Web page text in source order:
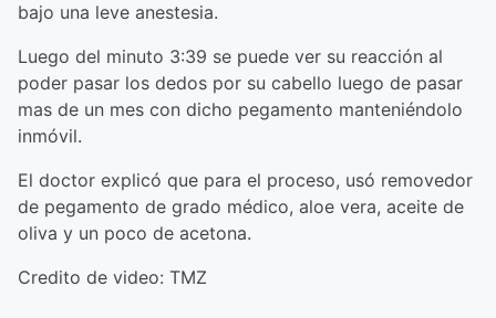
bajo una leve anestesia.
Luego del minuto 3:39 se puede ver su reacción al
poder pasar los dedos por su cabello luego de pasar
mas de un mes con dicho pegamento manteniéndolo
inmóvil.
El doctor explicó que para el proceso, usó removedor
de pegamento de grado médico, aloe vera, aceite de
oliva y un poco de acetona.
Credito de video: TMZ